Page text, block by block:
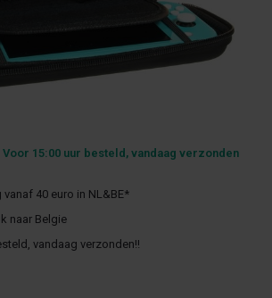
Voor 15:00 uur besteld, vandaag verzonden
40 euro in NL&BE*
naar Belgie
vandaag verzonden!!